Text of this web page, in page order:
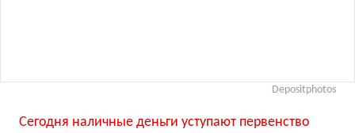
Depositphotos
Сегодня наличные деньги уступают первенство